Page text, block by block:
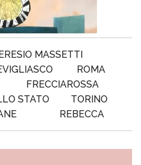
MASSETTI
ROMA
FRECCIAROSSA
STATO
TORINO
REBECCA